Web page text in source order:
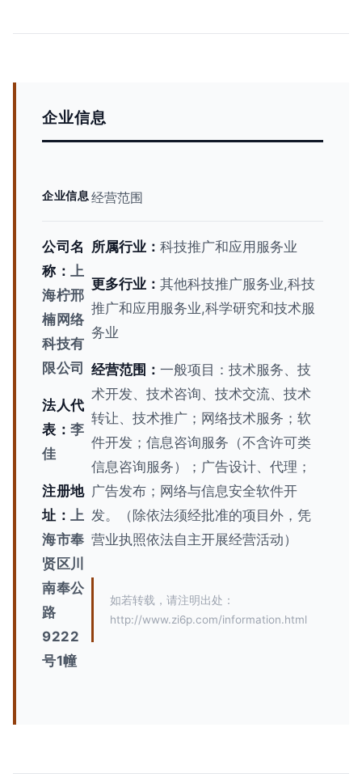
企业信息
企业信息 经营范围
公司名
称：上
海柠邢
楠网络
科技有
限公司
法人代
表：李
佳
注册地
址：上
海市奉
贤区川
南奉公
路
9222
号1幢
所属行业： 科技推广和应用服务业
更多行业： 其他科技推广服务业,科技
推广和应用服务业,科学研究和技术服
务业
经营范围： 一般项目：技术服务、技
术开发、技术咨询、技术交流、技术
转让、技术推广；网络技术服务；软
件开发；信息咨询服务（不含许可类
信息咨询服务）；广告设计、代理；
广告发布；网络与信息安全软件开
发。（除依法须经批准的项目外，凭
营业执照依法自主开展经营活动）
如若转载，请注明出处：
http://www.zi6p.com/information.html